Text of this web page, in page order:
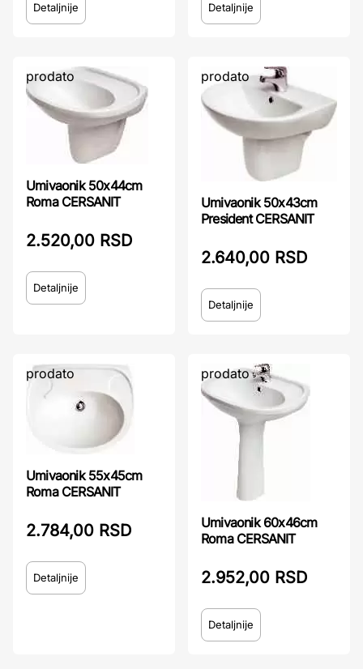
Detaljnije Detaljnije
prodato
Umivaonik 50x44cm
Roma CERSANIT
2.520,00 RSD
Detaljnije
prodato
Umivaonik 50x43cm
President CERSANIT
2.640,00 RSD
Detaljnije
prodato
Umivaonik 55x45cm
Roma CERSANIT
2.784,00 RSD
Detaljnije
prodato
Umivaonik 60x46cm
Roma CERSANIT
2.952,00 RSD
Detaljnije